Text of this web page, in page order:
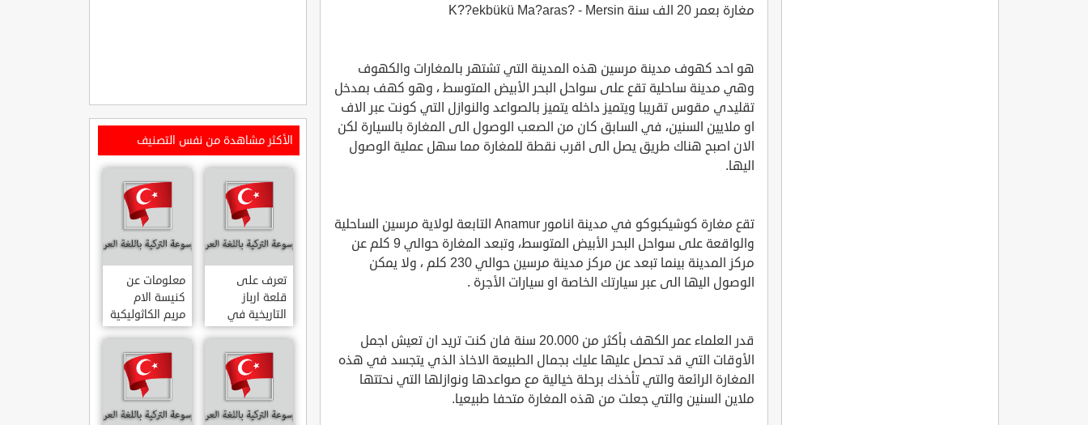
مغارة بعمر 20 الف سنة K??ekbükü Ma?aras? - Mersin
هو احد كهوف مدينة مرسين هذه المدينة التي تشتهر بالمغارات والكهوف
وهي مدينة ساحلية تقع على سواحل البحر الأبيض المتوسط ، وهو كهف بمدخل
تقليدي مقوس تقريبا ويتميز داخله يتميز بالصواعد والنوازل التي كونت عبر الاف
او ملايين السنين، في السابق كان من الصعب الوصول الى المغارة بالسيارة لكن
الان اصبح هناك طريق يصل الى اقرب نقطة للمغارة مما سهل عملية الوصول
اليها.
تقع مغارة كوشيكبوكو في مدينة انامور Anamur التابعة لولاية مرسين الساحلية
والواقعة على سواحل البحر الأبيض المتوسط، وتبعد المغارة حوالي 9 كلم عن
مركز المدينة بينما تبعد عن مركز مدينة مرسين حوالي 230 كلم ، ولا يمكن
الوصول اليها الى عبر سيارتك الخاصة او سيارات الأجرة .
قدر العلماء عمر الكهف بأكثر من 20.000 سنة فان كنت تريد ان تعيش اجمل
الأوقات التي قد تحصل عليها عليك بجمال الطبيعة الاخاذ الذي يتجسد في هذه
المغارة الرائعة والتي تأخذك برحلة خيالية مع صواعدها ونوازلها التي نحتتها
ملاين السنين والتي جعلت من هذه المغارة متحفا طبيعيا.
الأكثر مشاهدة من نفس التصنيف
تعرف على
قلعة ارباز
التاريخية في
ولاية ايدن.. من
القلاع الدولة
العثمانية
ARPAZ
KALESI AYDIN
معلومات عن
كنيسة الام
مريم الكاثوليكية
في هاتي .. من
معالم المدينة
التاريخية
والدينية
MERYEM ANA
KATOLIK